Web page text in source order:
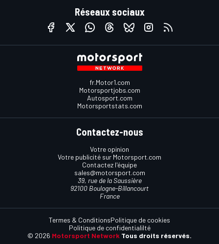
Réseaux sociaux
fr.Motor1.com
Motorsportjobs.com
Autosport.com
Motorsportstats.com
Contactez-nous
Votre opinion
Votre publicité sur Motorsport.com
Contactez l'équipe
sales@motorsport.com
39, rue de la Saussière
92100 Boulogne-Billancourt
France
© 2026 Motorsport Network Tous droits réservés.
Termes & ConditionsPolitique de cookies
Politique de confidentialilté